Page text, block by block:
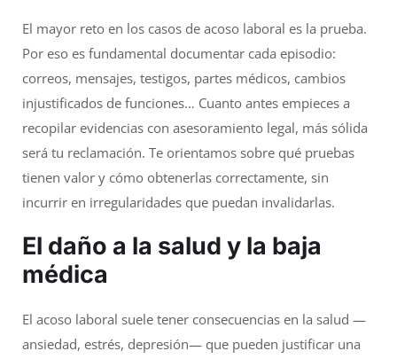
El mayor reto en los casos de acoso laboral es la prueba.
Por eso es fundamental documentar cada episodio:
correos, mensajes, testigos, partes médicos, cambios
injustificados de funciones… Cuanto antes empieces a
recopilar evidencias con asesoramiento legal, más sólida
será tu reclamación. Te orientamos sobre qué pruebas
tienen valor y cómo obtenerlas correctamente, sin
incurrir en irregularidades que puedan invalidarlas.
El daño a la salud y la baja
médica
El acoso laboral suele tener consecuencias en la salud —
ansiedad, estrés, depresión— que pueden justificar una